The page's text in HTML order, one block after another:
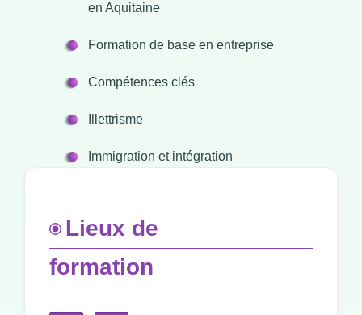
en Aquitaine
Formation de base en entreprise
Compétences clés
Illettrisme
Immigration et intégration
Lieux de
formation